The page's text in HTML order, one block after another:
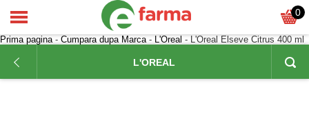
0
Prima pagina- Cumpara dupa Marca- L'Oreal - L'Oreal Elseve Citrus 400 ml
L'OREAL